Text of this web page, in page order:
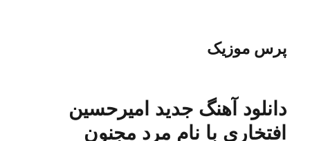
پرس موزیک
دانلود آهنگ جدید امیرحسین
افتخاری با نام مرد مجنون